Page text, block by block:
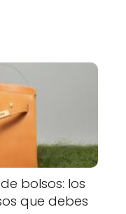
bolsos: los
que debes